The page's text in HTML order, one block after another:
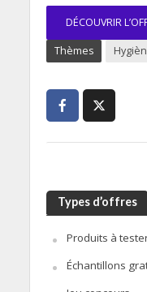
DÉCOUVRIR
Thèmes
Types d’offres
Produits à
Échantillons